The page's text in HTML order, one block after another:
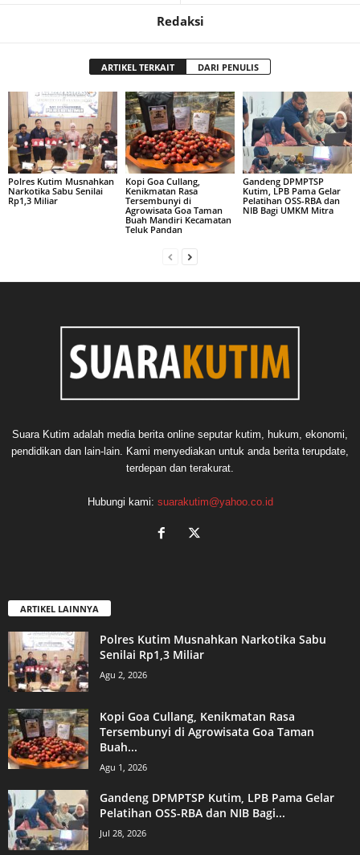
Redaksi
ARTIKEL TERKAIT DARI PENULIS
Polres Kutim Musnahkan
Narkotika Sabu Senilai
Rp1,3 Miliar
Kopi Goa Cullang,
Kenikmatan Rasa
Tersembunyi di
Agrowisata Goa Taman
Buah Mandiri Kecamatan
Teluk Pandan
Gandeng DPMPTSP
Kutim, LPB Pama Gelar
Pelatihan OSS-RBA dan
NIB Bagi UMKM Mitra
Suara Kutim adalah media berita online seputar kutim, hukum, ekonomi,
pendidikan dan lain-lain. Kami menyediakan untuk anda berita terupdate,
terdepan dan terakurat.
Hubungi kami: suarakutim@yahoo.co.id
ARTIKEL LAINNYA
Polres Kutim Musnahkan Narkotika Sabu
Senilai Rp1,3 Miliar
Agu 2, 2026
Kopi Goa Cullang, Kenikmatan Rasa
Tersembunyi di Agrowisata Goa Taman
Buah...
Agu 1, 2026
Gandeng DPMPTSP Kutim, LPB Pama Gelar
Pelatihan OSS-RBA dan NIB Bagi...
Jul 28, 2026